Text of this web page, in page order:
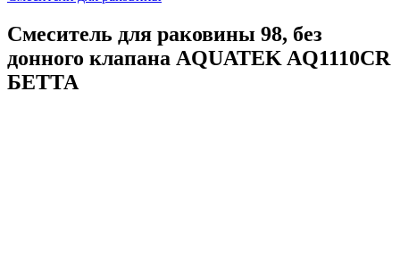
Смеситель для раковины 98, без
донного клапана AQUATEK AQ1110CR
БЕТТА